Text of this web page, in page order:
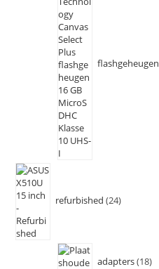
flashgeheugen
refurbished 24
adapters 18